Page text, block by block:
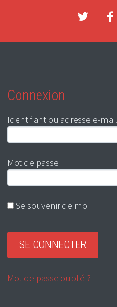
Connexion
Identifiant ou adresse e-mail
Mot de passe
Se souvenir de moi
Mot de passe oublié ?